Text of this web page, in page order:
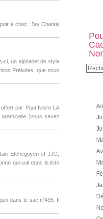
à chez : Bry Chantal
ci, un alphabet de style
Préludes, que nous
par Paul Ivoire LA
(vous savez
Etchegoyen et JJG,
qui suit dans la liste
dans le sac n°495. Il